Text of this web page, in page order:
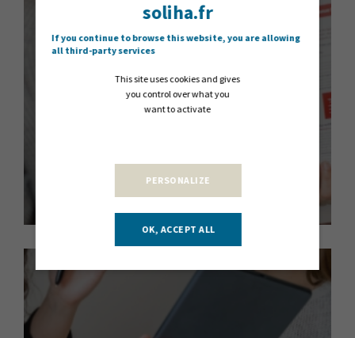
Plaquette
soliha.fr
If you continue to browse this website, you are allowing
all third-party services
This site uses cookies and gives
you control over what you
want to activate
PERSONALIZE
OK, ACCEPT ALL